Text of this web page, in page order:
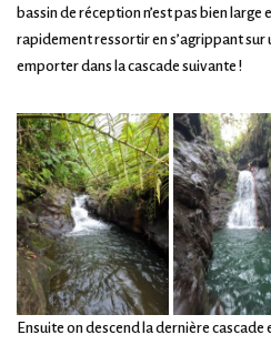
bassin de réception n’est pas bien
rapidement ressortir en s’agrippant sur
emporter dans la cascade suivante !
Ensuite on descend la dernière